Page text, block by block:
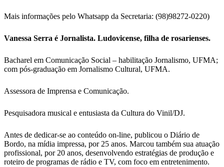
Mais informações pelo Whatsapp da Secretaria: (98)98272-0220)
Vanessa Serra é Jornalista. Ludovicense, filha de rosarienses.
Bacharel em Comunicação Social – habilitação Jornalismo, UFMA;
com pós-graduação em Jornalismo Cultural, UFMA.
Assessora de Imprensa e Comunicação.
Pesquisadora musical e entusiasta da Cultura do Vinil/DJ.
Antes de dedicar-se ao conteúdo on-line, publicou o Diário de
Bordo, na mídia impressa, por 25 anos. Marcou também sua atuação
profissional, por 20 anos, desenvolvendo estratégias de produção e
roteiro de programas de rádio e TV, com foco em entretenimento.